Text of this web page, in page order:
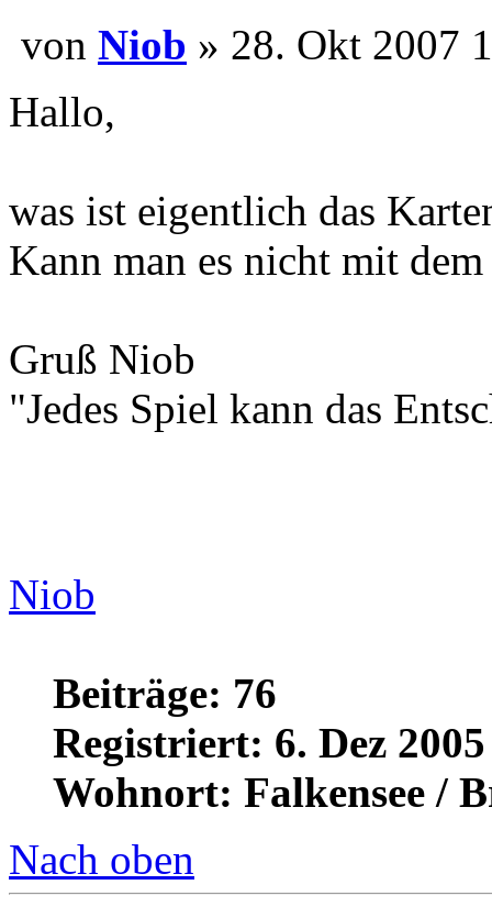
vonNiob» 28. Okt
Hallo,
was ist eigentlich das
Kann man es nicht mit
Gruß Niob
"Jedes Spiel kann das
Registriert: 6. Dez
Wohnort: Falkensee /